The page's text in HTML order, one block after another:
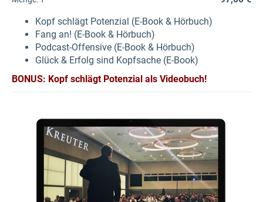
Kopf schlägt Potenzial (E-Book & Hörbuch)
Fang an! (E-Book & Hörbuch)
Podcast-Offensive (E-Book & Hörbuch)
Glück & Erfolg sind Kopfsache (E-Book)
BONUS: Kopf schlägt Potenzial als Videobuch!